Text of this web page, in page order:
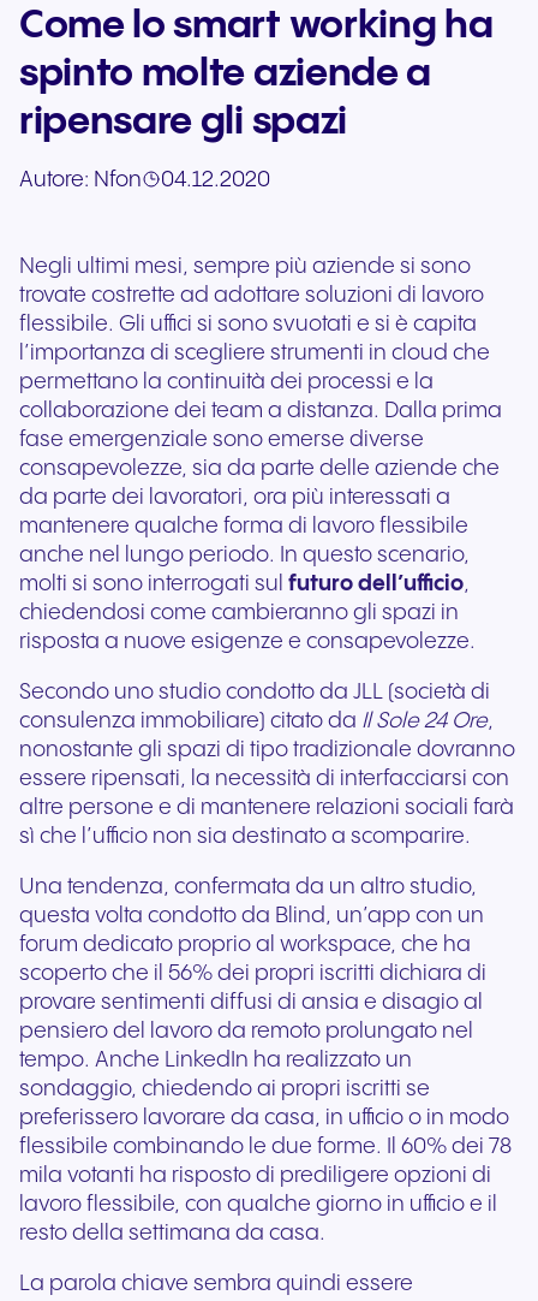
Come lo smart working ha
spinto molte aziende a
ripensare gli spazi
Autore: Nfon 04.12.2020
Negli ultimi mesi, sempre più aziende si sono
trovate costrette ad adottare soluzioni di lavoro
flessibile. Gli uffici si sono svuotati e si è capita
l’importanza di scegliere strumenti in cloud che
permettano la continuità dei processi e la
collaborazione dei team a distanza. Dalla prima
fase emergenziale sono emerse diverse
consapevolezze, sia da parte delle aziende che
da parte dei lavoratori, ora più interessati a
mantenere qualche forma di lavoro flessibile
anche nel lungo periodo. In questo scenario,
molti si sono interrogati sul futuro dell’ufficio,
chiedendosi come cambieranno gli spazi in
risposta a nuove esigenze e consapevolezze.
Secondo uno studio condotto da JLL (società di
consulenza immobiliare) citato da Il Sole 24 Ore,
nonostante gli spazi di tipo tradizionale dovranno
essere ripensati, la necessità di interfacciarsi con
altre persone e di mantenere relazioni sociali farà
sì che l’ufficio non sia destinato a scomparire.
Una tendenza, confermata da un altro studio,
questa volta condotto da Blind, un’app con un
forum dedicato proprio al workspace, che ha
scoperto che il 56% dei propri iscritti dichiara di
provare sentimenti diffusi di ansia e disagio al
pensiero del lavoro da remoto prolungato nel
tempo. Anche LinkedIn ha realizzato un
sondaggio, chiedendo ai propri iscritti se
preferissero lavorare da casa, in ufficio o in modo
flessibile combinando le due forme. Il 60% dei 78
mila votanti ha risposto di prediligere opzioni di
lavoro flessibile, con qualche giorno in ufficio e il
resto della settimana da casa.
La parola chiave sembra quindi essere